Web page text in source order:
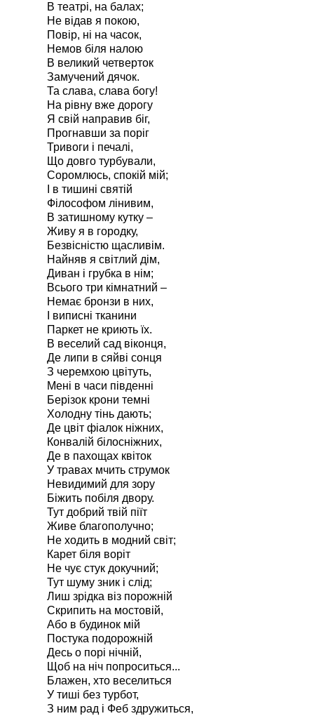
В театрі, на балах;
Не відав я покою,
Повір, ні на часок,
Немов біля налою
В великий четверток
Замучений дячок.
Та слава, слава богу!
На рівну вже дорогу
Я свій направив біг,
Прогнавши за поріг
Тривоги і печалі,
Що довго турбували,
Соромлюсь, спокій мій;
І в тишині святій
Філософом лінивим,
В затишному кутку –
Живу я в городку,
Безвісністю щасливім.
Найняв я світлий дім,
Диван і грубка в нім;
Всього три кімнатний –
Немає бронзи в них,
І виписні тканини
Паркет не криють їх.
В веселий сад віконця,
Де липи в сяйві сонця
З черемхою цвітуть,
Мені в часи південні
Берізок крони темні
Холодну тінь дають;
Де цвіт фіалок ніжних,
Конвалій білосніжних,
Де в пахощах квіток
У травах мчить струмок
Невидимий для зору
Біжить побіля двору.
Тут добрий твій піїт
Живе благополучно;
Не ходить в модний світ;
Карет біля воріт
Не чує стук докучний;
Тут шуму зник і слід;
Лиш зрідка віз порожній
Скрипить на мостовій,
Або в будинок мій
Постука подорожній
Десь о порі нічній,
Щоб на ніч попроситься...
Блажен, хто веселиться
У тиші без турбот,
З ним рад і Феб здружиться,